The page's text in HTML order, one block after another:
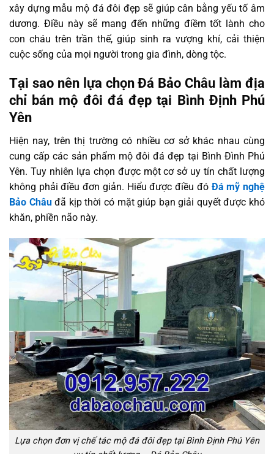
xây dựng mẫu mộ đá đôi đẹp sẽ giúp cân bằng yếu tố âm
dương. Điều này sẽ mang đến những điềm tốt lành cho
con cháu trên trần thế, giúp sinh ra vượng khí, cải thiện
cuộc sống của mọi người trong gia đình, dòng tộc.
Tại sao nên lựa chọn Đá Bảo Châu làm địa
chỉ bán mộ đôi đá đẹp tại Bình Định Phú
Yên
Hiện nay, trên thị trường có nhiều cơ sở khác nhau cùng
cung cấp các sản phẩm mộ đôi đá đẹp tại Bình Đình Phú
Yên. Tuy nhiên lựa chọn được một cơ sở uy tín chất lượng
không phải điều đơn giản. Hiểu được điều đó Đá mỹ nghệ
Bảo Châuđã kịp thời có mặt giúp bạn giải quyết được khó
khăn, phiền não này.
Lựa chọn đơn vị chế tác mộ đá đôi đẹp tại Bình Định Phú Yên